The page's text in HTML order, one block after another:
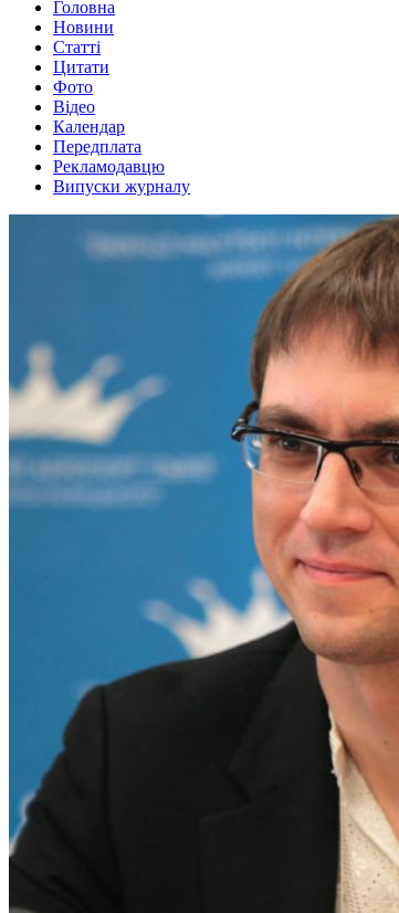
Головна
Новини
Статті
Цитати
Фото
Відео
Календар
Передплата
Рекламодавцю
Випуски журналу